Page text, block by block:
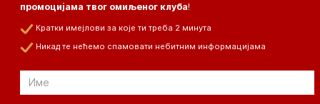
промоцијама твог омиљеног клуба!
Кратки имејлови за које ти треба 2 минута
Никад те нећемо спамовати небитним информацијама
Email